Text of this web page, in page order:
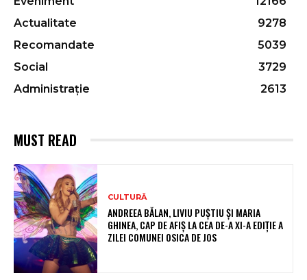
Actualitate
9278
Recomandate
5039
Social
3729
Administrație
2613
MUST READ
CULTURĂ
ANDREEA BĂLAN, LIVIU PUȘTIU ȘI MARIA
GHINEA, CAP DE AFIȘ LA CEA DE-A XI-A EDIȚIE A
ZILEI COMUNEI OSICA DE JOS